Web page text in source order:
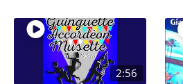
2:56